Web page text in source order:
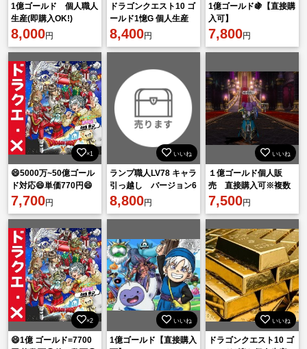
1億ゴールド 個人職人
生産(即購入OK!)
8,000円
ドラゴンクエスト10 ゴ
ールド1憶G 個人生産
8,400円
1億ゴールド🍇【直接購
入可】
7,800円
×1
😄5000万~50億ゴール
ド対応😄単価770円😄
複数可😄他の数可😄
7,700円
いいね
ランプ職人LV78 キャラ
引っ越し バージョン6
クリア
8,800円
いいね
１億ゴールド個人販
売 直接購入可※複数
可※既時対応
7,500円
×2
😄1億 ゴールド=7700
いいね
1億ゴールド【直接購入
いいね
ドラゴンクエスト10 ゴ